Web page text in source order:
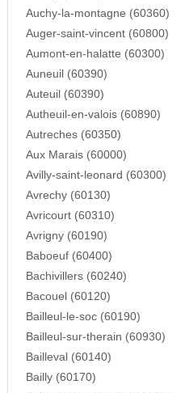
Auchy-la-montagne (60360)
Auger-saint-vincent (60800)
Aumont-en-halatte (60300)
Auneuil (60390)
Auteuil (60390)
Autheuil-en-valois (60890)
Autreches (60350)
Aux Marais (60000)
Avilly-saint-leonard (60300)
Avrechy (60130)
Avricourt (60310)
Avrigny (60190)
Baboeuf (60400)
Bachivillers (60240)
Bacouel (60120)
Bailleul-le-soc (60190)
Bailleul-sur-therain (60930)
Bailleval (60140)
Bailly (60170)